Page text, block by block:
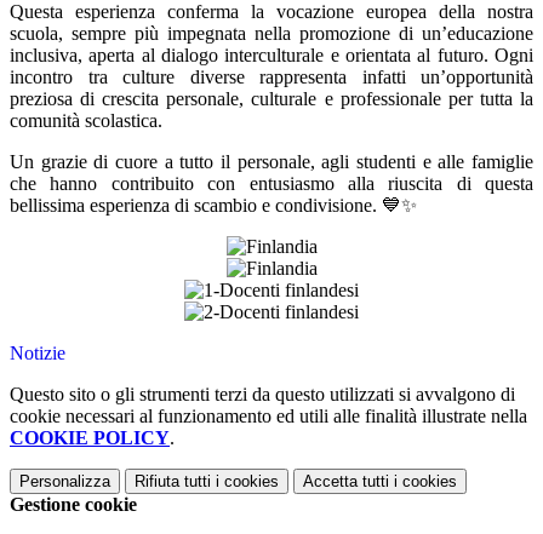
Questa esperienza conferma la vocazione europea della nostra
scuola, sempre più impegnata nella promozione di un’educazione
inclusiva, aperta al dialogo interculturale e orientata al futuro. Ogni
incontro tra culture diverse rappresenta infatti un’opportunità
preziosa di crescita personale, culturale e professionale per tutta la
comunità scolastica.
Un grazie di cuore a tutto il personale, agli studenti e alle famiglie
che hanno contribuito con entusiasmo alla riuscita di questa
bellissima esperienza di scambio e condivisione. 💙✨
Notizie
Questo sito o gli strumenti terzi da questo utilizzati si avvalgono di
cookie necessari al funzionamento ed utili alle finalità illustrate nella
COOKIE POLICY.
Personalizza Rifiuta tutti i cookies Accetta tutti i cookies
Gestione cookie